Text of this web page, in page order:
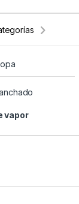
vapor